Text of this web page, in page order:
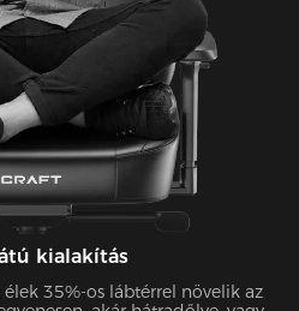
kialakítás
35%-os lábtérrel növelik az